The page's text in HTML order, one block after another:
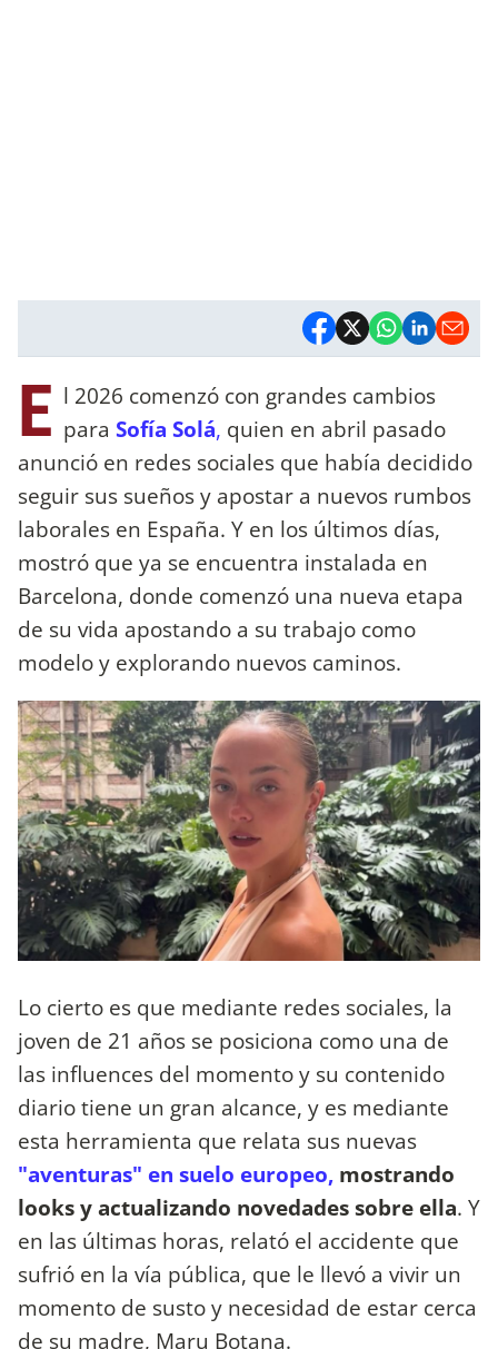
E l 2026 comenzó con grandes cambios
para Sofía Solá, quien en abril pasado
anunció en redes sociales que había decidido
seguir sus sueños y apostar a nuevos rumbos
laborales en España. Y en los últimos días,
mostró que ya se encuentra instalada en
Barcelona, donde comenzó una nueva etapa
de su vida apostando a su trabajo como
modelo y explorando nuevos caminos.
Lo cierto es que mediante redes sociales, la
joven de 21 años se posiciona como una de
las influences del momento y su contenido
diario tiene un gran alcance, y es mediante
esta herramienta que relata sus nuevas
"aventuras" en suelo europeo, mostrando
looks y actualizando novedades sobre ella. Y
en las últimas horas, relató el accidente que
sufrió en la vía pública, que le llevó a vivir un
momento de susto y necesidad de estar cerca
de su madre, Maru Botana.